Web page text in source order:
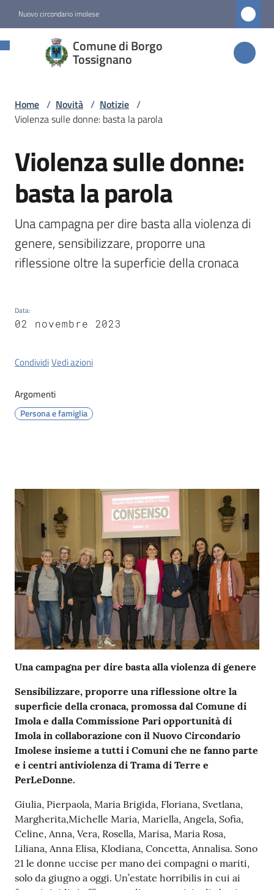
Nuovo circondario imolese
Comune di Borgo
Tossignano
Comune di
Borgo
Novità
Vivere
Borgo
on-
Prenotazioni
Home / Novità / Notizie /
Violenza sulle donne: basta la parola
Salta al contenuto
Violenza sulle donne:
basta la parola
Una campagna per dire basta alla violenza di
genere, sensibilizzare, proporre una
riflessione oltre la superficie della cronaca
Data:
02 novembre 2023
CondividiVedi azioni
Argomenti
Persona e famiglia
Contenuto
Una campagna per dire basta alla violenza di genere
Sensibilizzare, proporre una riflessione oltre la
superficie della cronaca, promossa dal Comune di
Imola e dalla Commissione Pari opportunità di
Imola in collaborazione con il Nuovo Circondario
Imolese insieme a tutti i Comuni che ne fanno parte
e i centri antiviolenza di Trama di Terre e
PerLeDonne.
Giulia, Pierpaola, Maria Brigida, Floriana, Svetlana,
Margherita,Michelle Maria, Mariella, Angela, Sofia,
Celine, Anna, Vera, Rosella, Marisa, Maria Rosa,
Liliana, Anna Elisa, Klodiana, Concetta, Annalisa. Sono
21 le donne uccise per mano dei compagni o mariti,
solo da giugno a oggi. Un’estate horribilis in cui ai